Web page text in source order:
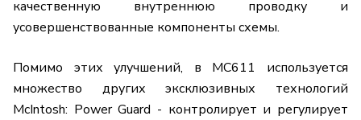
качественную внутреннюю проводку и
усовершенствованные компоненты схемы.
Помимо этих улучшений, в MC611 используется
множество других эксклюзивных технологий
McIntosh: Power Guard - контролирует и регулирует